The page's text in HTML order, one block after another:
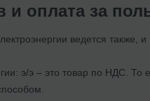
и оплата за
ведется также,
э/э – это товар по НДС.